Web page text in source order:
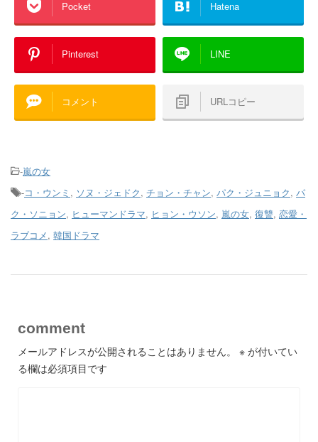
Pocket Hatena
Pinterest LINE
コメント URLコピー
-嵐の女
-コ・ウンミ , ソヌ・ジェドク, チョン・チャン, パク・ジュニョク, パ
ク・ソニョン, ヒューマンドラマ, ヒョン・ウソン, 嵐の女, 復讐, 恋愛・
ラブコメ, 韓国ドラマ
comment
メールアドレスが公開されることはありません。 ※ が付いてい
る欄は必須項目です